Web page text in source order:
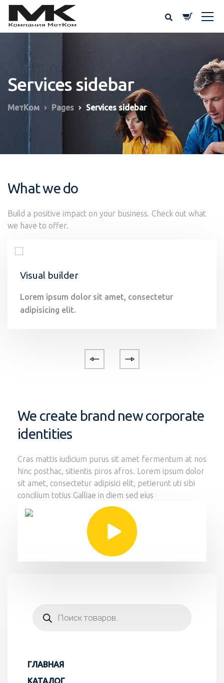
Services sidebar
МетКом Pages Services sidebar
What we do
Build a positive impact on your business. Check out what
we have to offer.
Visual builder
Lorem ipsum dolor sit amet, consectetur
adipisicing elit.
We create brand new corporate
identities
Cras mattis iudicium purus sit amet fermentum at nos
hinc posthac, sitientis piros afros. Lorem ipsum dolor
sit amet, consectetur adipisici elit, petierunt uti sibi
concilium totius Galliae in diem sed eius
ГЛАВНАЯ
КАТАЛОГ